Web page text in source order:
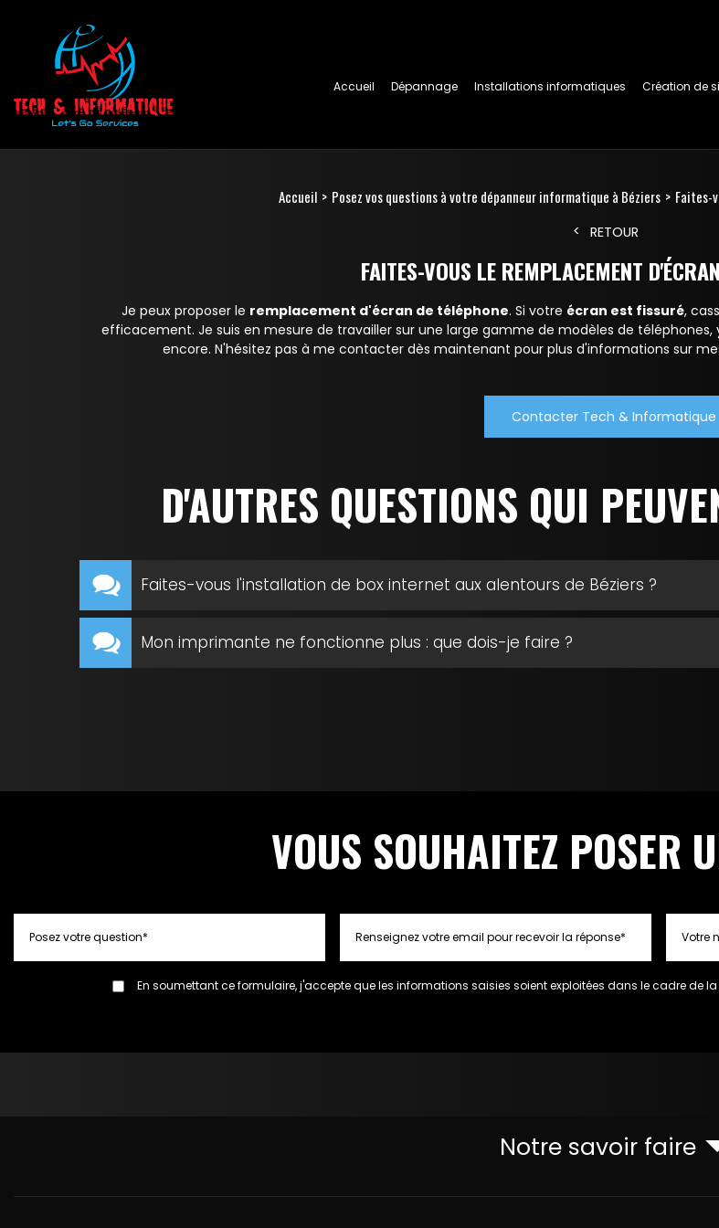
Accueil Dépannage Installations informatiques Création de
Accueil Posez vos questions à votre dépanneur informatique à Béziers Faites-
RETOUR
FAITES-VOUS LE REMPLACEMENT
Je peux proposer le remplacement d'écran de téléphone. Si votre écran est fissuré,
efficacement. Je suis en mesure de travailler sur une large gamme de modèles de téléphones,
encore. N'hésitez pas à me contacter dès maintenant pour plus d'informations sur
Contacter Tech & Informatique
D'AUTRES QUESTIONS QUI
Faites-vous l'installation de box internet aux alentours de Béziers ?
Mon imprimante ne fonctionne plus : que dois-je faire ?
VOUS SOUHAITEZ POSER
En soumettant ce formulaire, j'accepte que les informations saisies soient exploitées dans le cadre de
Notre savoir faire